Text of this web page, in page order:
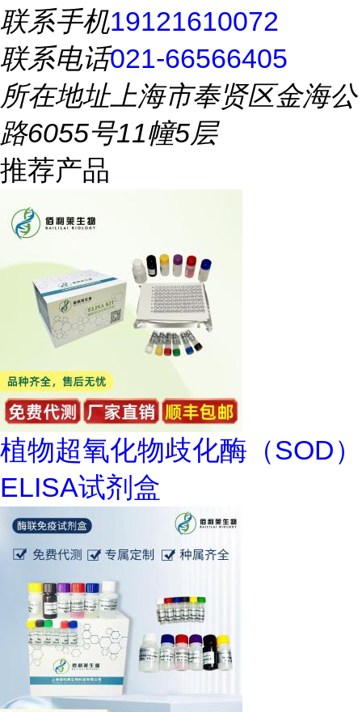
联系手机19121610072
联系电话021-66566405
所在地址上海市奉贤区金海公
路6055号11幢5层
推荐产品
植物超氧化物歧化酶（SOD）
ELISA试剂盒